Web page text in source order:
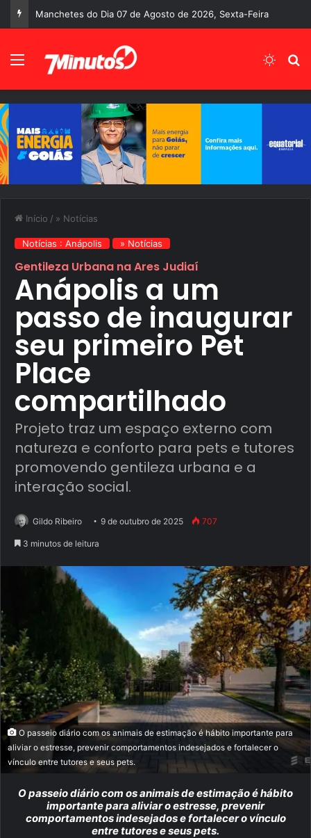
Manchetes do Dia 07 de Agosto de 2026, Sexta-Feira
Menu
Início / » Notícias
Notícias : Anápolis » Notícias
Gentileza Urbana na Ares Judiaí
Anápolis a um
passo de inaugurar
seu primeiro Pet
Place
compartilhado
Projeto traz um espaço externo com
natureza e conforto para pets e tutores
promovendo gentileza urbana e a
interação social.
Gildo Ribeiro 9 de outubro de 2025 707
3 minutos de leitura
O passeio diário com os animais de estimação é hábito importante para
aliviar o estresse, prevenir comportamentos indesejados e fortalecer o
vínculo entre tutores e seus pets.
O passeio diário com os animais de estimação é hábito
importante para aliviar o estresse, prevenir
comportamentos indesejados e fortalecer o vínculo
entre tutores e seus pets.